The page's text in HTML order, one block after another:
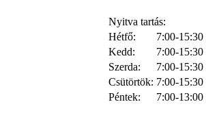
Nyitva tartás:
Hétfő:
7:00-15:30
Kedd:
7:00-15:30
Szerda:
7:00-15:30
Csütörtök: 7:00-15:30
Péntek:
7:00-13:00